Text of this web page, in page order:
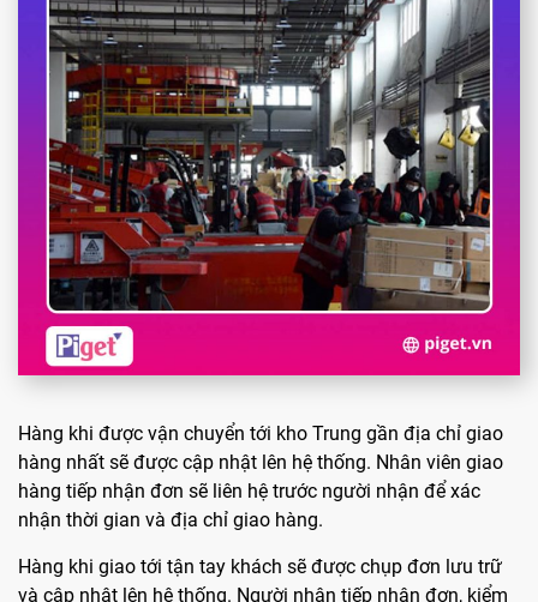
Hàng khi được vận chuyển tới kho Trung gần địa chỉ giao
hàng nhất sẽ được cập nhật lên hệ thống. Nhân viên giao
hàng tiếp nhận đơn sẽ liên hệ trước người nhận để xác
nhận thời gian và địa chỉ giao hàng.
Hàng khi giao tới tận tay khách sẽ được chụp đơn lưu trữ
và cập nhật lên hệ thống. Người nhận tiếp nhận đơn, kiểm